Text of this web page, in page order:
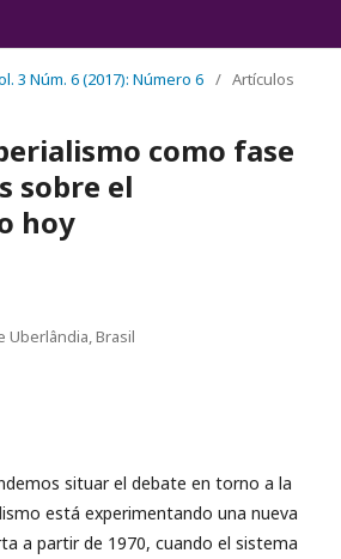
3 Núm. 6 (2017): Número 6 / Artículos
como fase
sobre el
hoy
Uberlândia, Brasil
situar el debate en torno a la
está experimentando una nueva
a partir de 1970, cuando el sistema